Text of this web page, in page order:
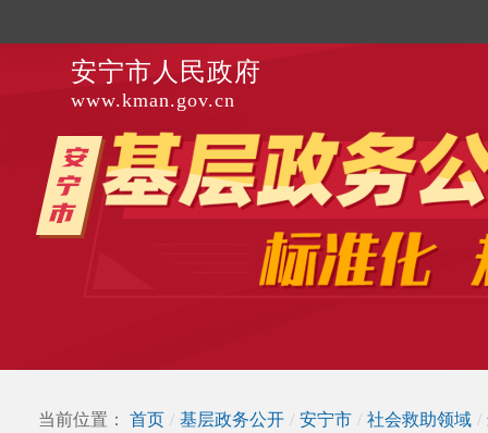
安宁市人民政府
www.kman.gov.cn
当前位置： 首页 / 基层政务公开 / 安宁市 / 社会救助领域 /